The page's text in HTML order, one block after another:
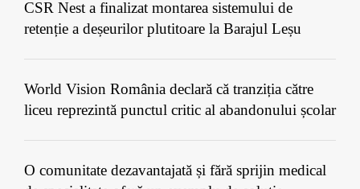
CSR Nest a finalizat montarea sistemului de
retenție a deșeurilor plutitoare la Barajul Leșu
World Vision România declară că tranziția către
liceu reprezintă punctul critic al abandonului școlar
O comunitate dezavantajată și fără sprijin medical